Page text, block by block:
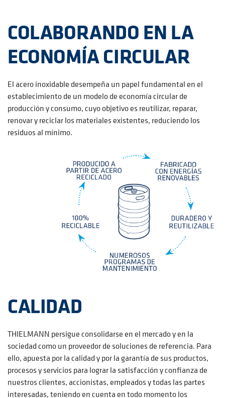
COLABORANDO EN LA
ECONOMÍA CIRCULAR
El acero inoxidable desempeña un papel fundamental en el
establecimiento de un modelo de economía circular de
producción y consumo, cuyo objetivo es reutilizar, reparar,
renovar y reciclar los materiales existentes, reduciendo los
residuos al mínimo.
CALIDAD
THIELMANN persigue consolidarse en el mercado y en la
sociedad como un proveedor de soluciones de referencia. Para
ello, apuesta por la calidad y por la garantía de sus productos,
procesos y servicios para lograr la satisfacción y confianza de
nuestros clientes, accionistas, empleados y todas las partes
interesadas, teniendo en cuenta en todo momento los